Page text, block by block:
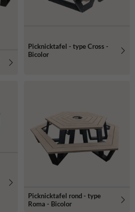
Picknicktafel - type Cross -
Bicolor
Picknicktafel rond - type
Roma - Bicolor